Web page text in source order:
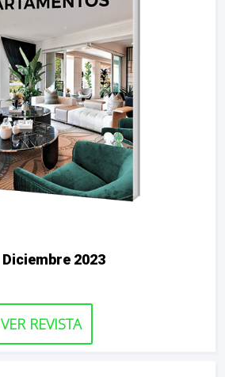
Diciembre 2023
VER REVISTA